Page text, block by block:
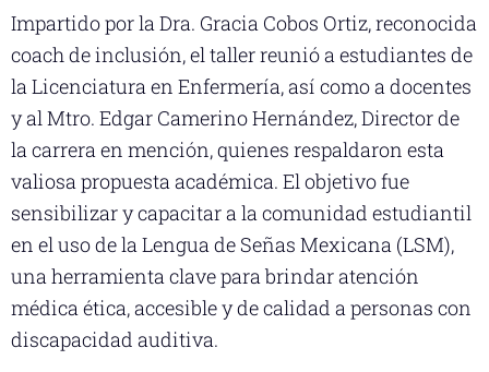
Impartido por la Dra. Gracia Cobos Ortiz, reconocida
coach de inclusión, el taller reunió a estudiantes de
la Licenciatura en Enfermería, así como a docentes
y al Mtro. Edgar Camerino Hernández, Director de
la carrera en mención, quienes respaldaron esta
valiosa propuesta académica. El objetivo fue
sensibilizar y capacitar a la comunidad estudiantil
en el uso de la Lengua de Señas Mexicana (LSM),
una herramienta clave para brindar atención
médica ética, accesible y de calidad a personas con
discapacidad auditiva.